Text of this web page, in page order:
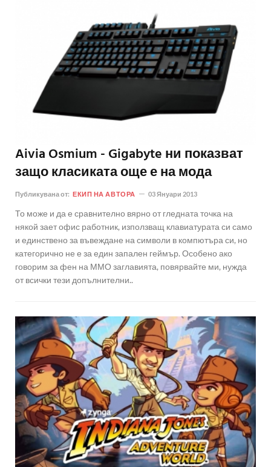
Aivia Osmium - Gigabyte ни показват
защо класиката още е на мода
Публикувана от: ЕКИП НА АВТОРА 03 Януари 2013
То може и да е сравнително вярно от гледната точка на
някой зает офис работник, използващ клавиатурата си само
и единствено за въвеждане на символи в компютъра си, но
категорично не е за един запален геймър. Особено ако
говорим за фен на ММО заглавията, повярвайте ми, нужда
от всички тези допълнителни..